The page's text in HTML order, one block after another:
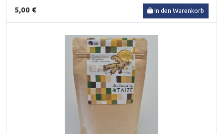
5,00 € In den Warenkorb